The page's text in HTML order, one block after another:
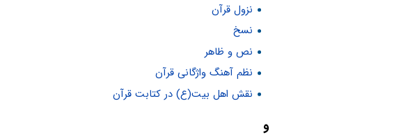
نزول قرآن
نسخ
نص و ظاهر
نظم آهنگ واژگانی قرآن
نقش اهل بیت(ع) در کتابت قرآن
و